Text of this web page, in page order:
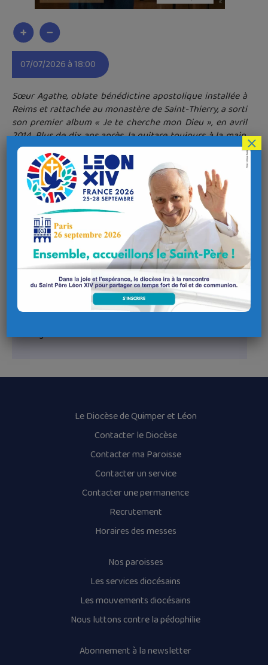
07/07/2026 à 18:00
Sœur Agathe, oblate bénédictine apostolique installée à
Reims et rattachée au monastère de Saint-Thierry, a sorti
son premier album « Je te cherche mon Dieu », en avril
2014. Plus de dix ans après, la guitare toujours à la main,
elle revient sur ses années intenses à évangéliser en
musique les enfants mais pas que, puisque même les
adultes viennent la voir en concert !
Lieu de l'évènement
Adresse
Eglise Saint-Idunet de Châteaulin
Rue de l'église
29150 Châteaulin
Coordonnées GPS
Longitude : -4.09329218524895
Le Diocèse de Quimper et Léon
Contacter le Diocèse
Contacter ma Paroisse
Contacter un service
Contacter une permanence
Recrutement
Horaires des messes
Nos paroisses
Les services diocésains
Les mouvements diocésains
Nous luttons contre la pédophilie
Abonnement à la newsletter
×